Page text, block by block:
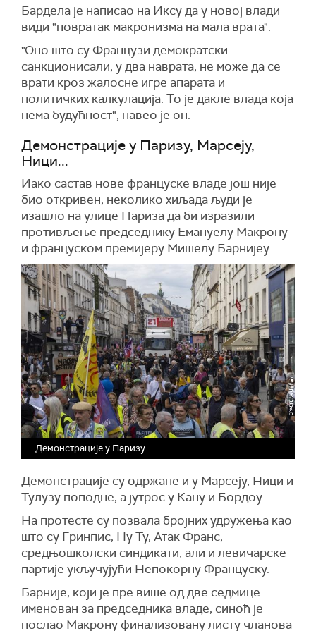
Бардела је написао на Иксу да у новој влади
види "повратак макронизма на мала врата".
"Оно што су Французи демократски
санкционисали, у два наврата, не може да се
врати кроз жалосне игре апарата и
политичких калкулација. То је дакле влада која
нема будућност", навео је он.
Демонстрације у Паризу, Марсеју,
Ници...
Иако састав нове француске владе још није
био откривен, неколико хиљада људи је
изашло на улице Париза да би изразили
противљење председнику Емануелу Макрону
и француском премијеру Мишелу Барнијеу.
Демонстрације у Паризу
Демонстрације су одржане и у Марсеју, Ници и
Тулузу поподне, а јутрос у Кану и Бордоу.
На протесте су позвала бројних удружења као
што су Гринпис, Ну Ту, Атак Франс,
средњошколски синдикати, али и левичарске
партије укључујући Непокорну Француску.
Барније, који је пре више од две седмице
именован за председника владе, синоћ је
послао Макрону финализовану листу чланова